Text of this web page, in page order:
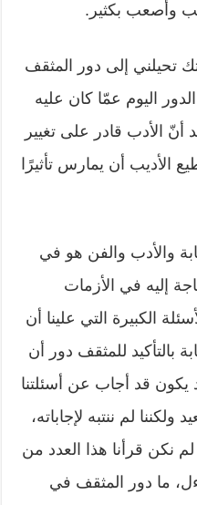
وأصعب بكثير.
تحيلني إلى دور المثقف
اليوم عمّا كان عليه
الأدب قادر على تغيير
الأديب أن يمارس تأثيرًا
والأدب والفن هو في
إليه في الأزمات
الكبيرة التي علينا أن
بالتأكيد للمثقف دور أن
يكون قد أجاب عن أسئلتنا
لم ننتبه لإجاباته،
لم نكن قرأنا هذا العدد من
ما دور المثقف في